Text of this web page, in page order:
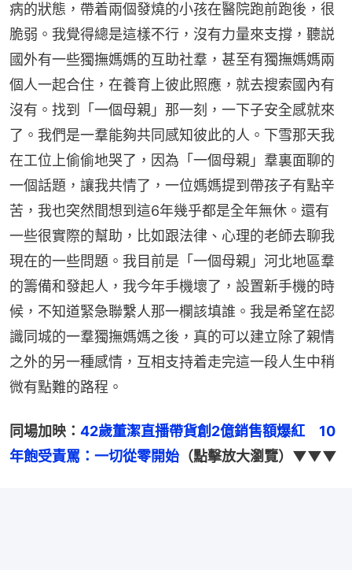
病的狀態，帶着兩個發燒的小孩在醫院跑前跑後，很
脆弱。我覺得總是這樣不行，沒有力量來支撐，聽説
國外有一些獨撫媽媽的互助社羣，甚至有獨撫媽媽兩
個人一起合住，在養育上彼此照應，就去搜索國內有
沒有。找到「一個母親」那一刻，一下子安全感就來
了。我們是一羣能夠共同感知彼此的人。下雪那天我
在工位上偷偷地哭了，因為「一個母親」羣裏面聊的
一個話題，讓我共情了，一位媽媽提到帶孩子有點辛
苦，我也突然間想到這6年幾乎都是全年無休。還有
一些很實際的幫助，比如跟法律、心理的老師去聊我
現在的一些問題。我目前是「一個母親」河北地區羣
的籌備和發起人，我今年手機壞了，設置新手機的時
候，不知道緊急聯繫人那一欄該填誰。我是希望在認
識同城的一羣獨撫媽媽之後，真的可以建立除了親情
之外的另一種感情，互相支持着走完這一段人生中稍
微有點難的路程。
同場加映： 42歲董潔直播帶貨創2億銷售額爆紅　10
年飽受責罵：一切從零開始 （點擊放大瀏覽）▼▼▼